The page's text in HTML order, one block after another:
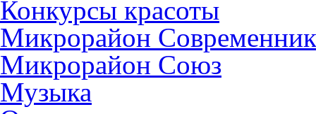
Конкурсы красоты
Микрорайон Современник
Микрорайон Союз
Музыка